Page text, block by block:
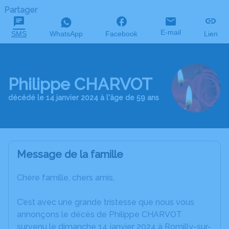
Partager
SMS WhatsApp Facebook E-mail Lien
Philippe CHARVOT
décédé le 14 janvier 2024 à l'âge de 59 ans
Message de la famille
Chère famille, chers amis,
C’est avec une grande tristesse que nous vous
annonçons le décès de Philippe CHARVOT
survenu le dimanche 14 janvier 2024 à Romilly-sur-